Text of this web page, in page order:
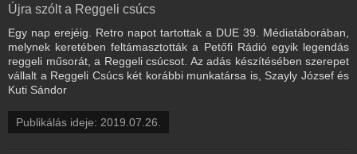
Újra szólt a Reggeli csúcs
Egy nap erejéig. Retro napot tartottak a DUE 39. Médiatáborában,
melynek keretében feltámasztották a Petőfi Rádió egyik legendás
reggeli műsorát, a Reggeli csúcsot. Az adás készítésében szerepet
vállalt a Reggeli Csúcs két korábbi munkatársa is, Szayly József és
Kuti Sándor
Publikálás ideje: 2019.07.26.